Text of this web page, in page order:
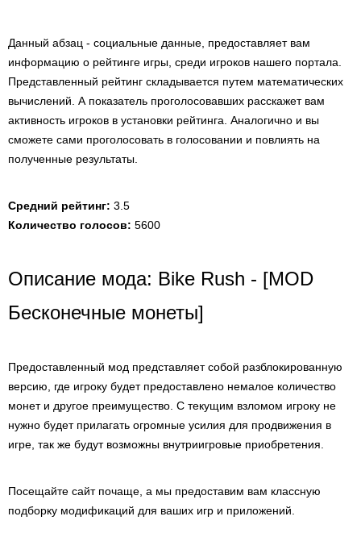
Данный абзац - социальные данные, предоставляет вам
информацию о рейтинге игры, среди игроков нашего портала.
Представленный рейтинг складывается путем математических
вычислений. А показатель проголосовавших расскажет вам
активность игроков в установки рейтинга. Аналогично и вы
сможете сами проголосовать в голосовании и повлиять на
полученные результаты.
Средний рейтинг: 3.5
Количество голосов: 5600
Описание мода: Bike Rush - [MOD
Бесконечные монеты]
Предоставленный мод представляет собой разблокированную
версию, где игроку будет предоставлено немалое количество
монет и другое преимущество. С текущим взломом игроку не
нужно будет прилагать огромные усилия для продвижения в
игре, так же будут возможны внутриигровые приобретения.
Посещайте сайт почаще, а мы предоставим вам классную
подборку модификаций для ваших игр и приложений.